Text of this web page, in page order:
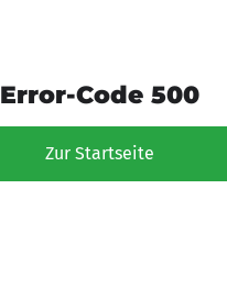
Error-Code 500
Zur Startseite